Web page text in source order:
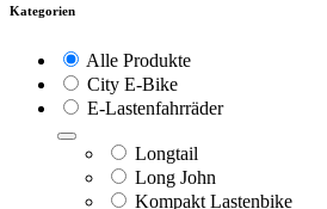
Kategorien
Alle Produkte
City E-Bike
E-Lastenfahrräder
Longtail
Long John
Kompakt Lastenbike